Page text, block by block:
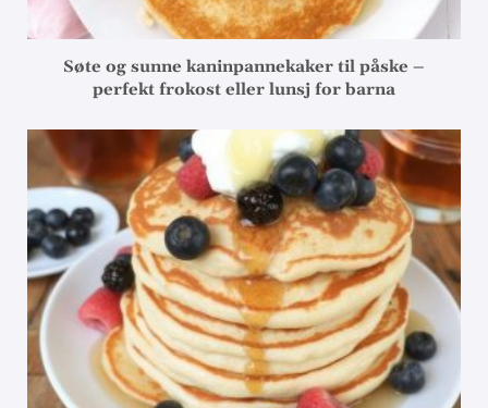
Søte og sunne kaninpannekaker til påske –
perfekt frokost eller lunsj for barna